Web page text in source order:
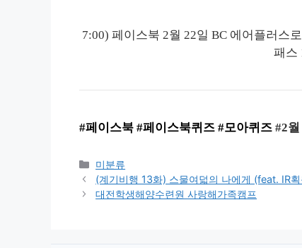
7:00) 페이스북 2월 22일 BC 에어플러스
패스
#페이스북 #페이스북퀴즈 #모아퀴즈 #2월
Categories
미분류
(계기비행 13화) 스물여덟의 나에게 (feat. IR
대전학생해양수련원 사랑해가족캠프